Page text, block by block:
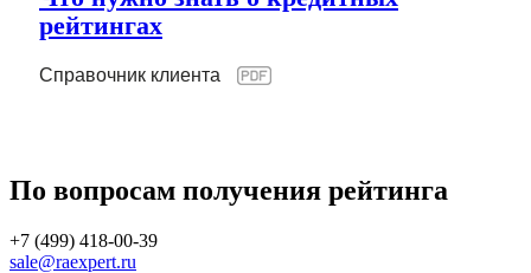
рейтингах
Справочник клиента
По вопросам получения рейтинга
+7 (499) 418-00-39
sale@raexpert.ru